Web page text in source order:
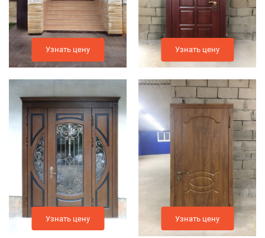
Узнать цену
Узнать цену
Узнать цену
Узнать цену